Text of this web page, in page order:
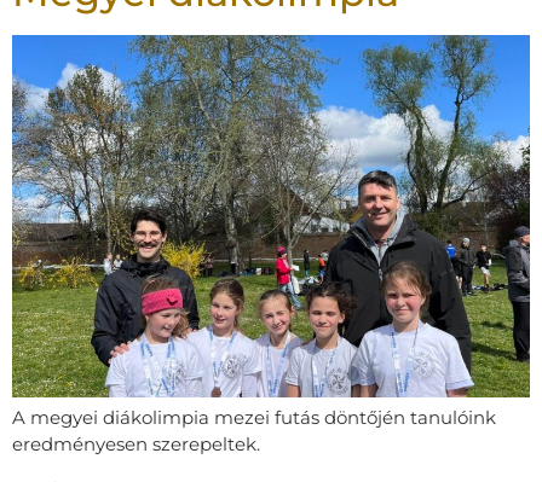
A megyei diákolimpia mezei futás döntőjén tanulóink
eredményesen szerepeltek.